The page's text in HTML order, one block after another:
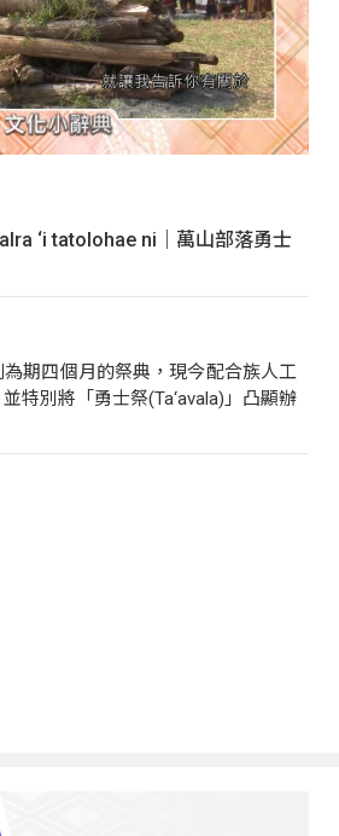
‘i tatolohae ni｜萬山部落勇士
期四個月的祭典，現今配合族人工
特別將「勇士祭(Ta‘avala)」凸顯辦